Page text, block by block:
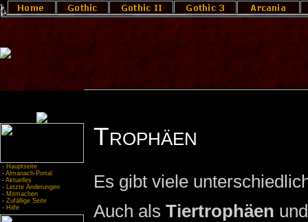
- Hauptseite
- Almanach-Portal
- Aktuelles
- Letzte Änderungen
- Mitmachen
- Zufällige Seite
- Hilfe
Trophäen
Es gibt viele
Auch als Tiertrophäen